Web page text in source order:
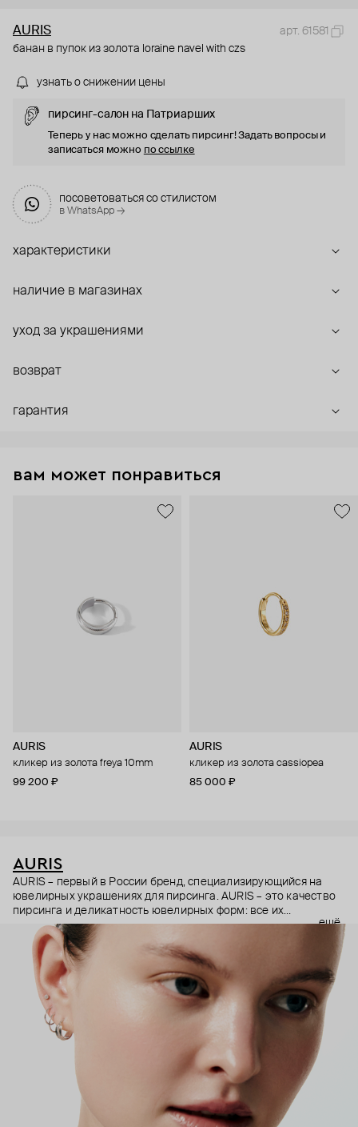
AURIS
арт. 61581
банан в пупок из золота loraine navel with czs
узнать о снижении цены
пирсинг-салон на Патриарших
Теперь у нас можно сделать пирсинг! Задать вопросы и
записаться можно по ссылке
посоветоваться со стилистом
в WhatsApp →
характеристики
наличие в магазинах
уход за украшениями
возврат
гарантия
вам может понравиться
AURIS
кликер из золота freya 10mm
99 200 ₽
AURIS
кликер из золота cassiopea
85 000 ₽
AURIS
AURIS – первый в России бренд, специализирующийся на
ювелирных украшениях для пирсинга. AURIS – это качество
пирсинга и деликатность ювелирных форм: все их
украшения ручной работы. В процессе создания участвуют
как профессиональные пирсеры (они отвечают за
безопасность и эргономичность пирсинга), так и ювелирные
стилисты (благодаря им дизайн соответствует трендам, а
украшения легко сочетаются между собой).
Украшения AURIS – для тех, кто открыто выражает себя, но
делает это интеллигентно и по-взрослому.
ещё